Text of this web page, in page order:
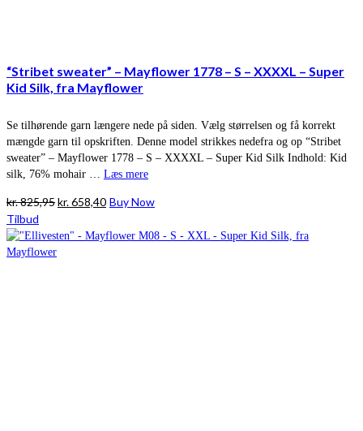
“Stribet sweater” – Mayflower 1778 – S – XXXXL – Super
Kid Silk, fra Mayflower
Se tilhørende garn længere nede på siden. Vælg størrelsen og få korrekt
mængde garn til opskriften. Denne model strikkes nedefra og op “Stribet
sweater” – Mayflower 1778 – S – XXXXL – Super Kid Silk Indhold: Kid
silk, 76% mohair … Læs mere
kr.825,95Den
pris
kr.658,40Den
pris
Buy Now
Tilbud